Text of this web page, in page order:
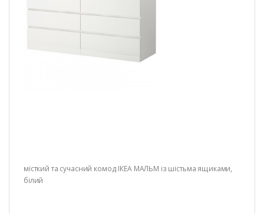
місткий та сучасний комод ІКЕА МАЛЬМ із шістьма ящиками,
білий